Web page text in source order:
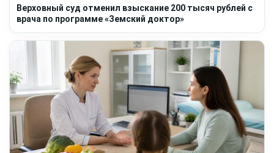
Верховный суд отменил взыскание 200 тысяч рублей с
врача по программе «Земский доктор»